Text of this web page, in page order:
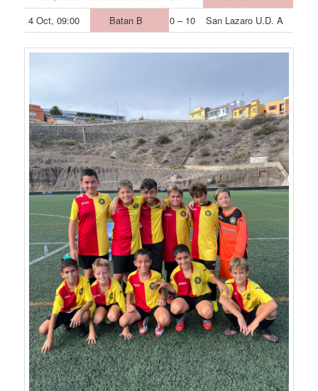
4 Oct, 09:00
Batan B 0 – 10 San Lazaro U.D. A